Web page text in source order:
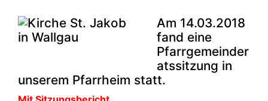
Am 14.03.2018
fand eine
Pfarrgemeinder
atssitzung in
unserem Pfarrheim statt.